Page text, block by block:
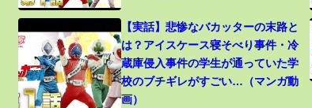
【実話】悲惨なバカッターの末路と
は？アイスケース寝そべり事件・冷
蔵庫侵入事件の学生が通っていた学
校のブチギレがすごい…（マンガ動
画）